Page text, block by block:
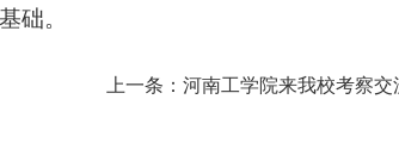
础。
上一条： 河南工学院来我校考察交